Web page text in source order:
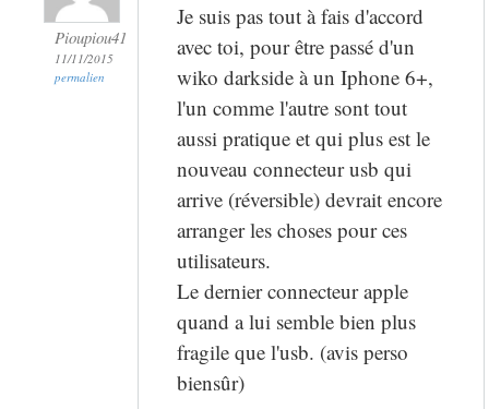
Pioupiou41
11/11/2015
permalien
Je suis pas tout à fais d'accord
avec toi, pour être passé d'un
wiko darkside à un Iphone 6+,
l'un comme l'autre sont tout
aussi pratique et qui plus est le
nouveau connecteur usb qui
arrive (réversible) devrait encore
arranger les choses pour ces
utilisateurs.
Le dernier connecteur apple
quand a lui semble bien plus
fragile que l'usb. (avis perso
biensûr)